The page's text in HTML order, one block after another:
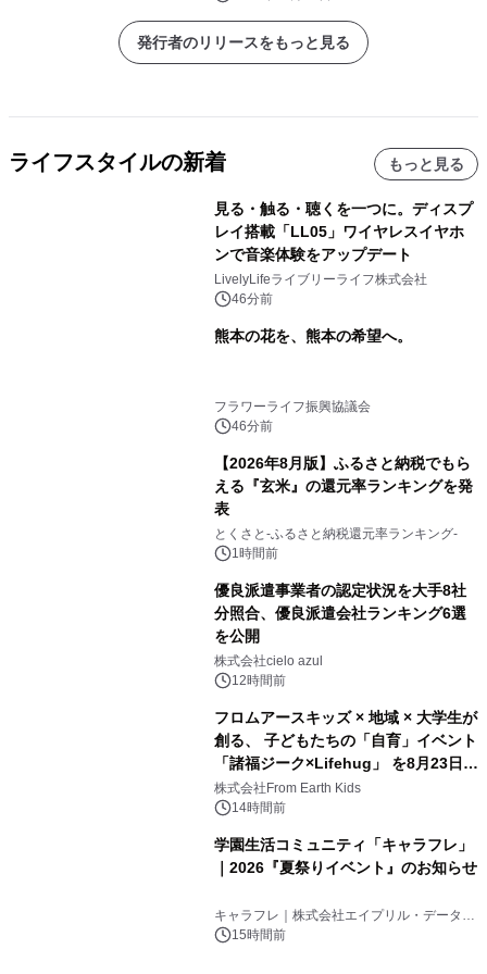
ア」（2025年運行終了）も
発行者のリリースをもっと見る
ライフスタイルの新着 もっと見る
見る・触る・聴くを一つに。ディスプ
レイ搭載「LL05」ワイヤレスイヤホ
ンで音楽体験をアップデート
LivelyLifeライブリーライフ株式会社
46分前
熊本の花を、熊本の希望へ。
フラワーライフ振興協議会
46分前
【2026年8月版】ふるさと納税でもら
える『玄米』の還元率ランキングを発
表
とくさと-ふるさと納税還元率ランキング-
1時間前
優良派遣事業者の認定状況を大手8社
分照合、優良派遣会社ランキング6選
を公開
株式会社cielo azul
12時間前
フロムアースキッズ × 地域 × 大学生が
創る、 子どもたちの「自育」イベント
「諸福ジーク×Lifehug」 を8月23日
(日)開催
株式会社From Earth Kids
14時間前
学園生活コミュニティ「キャラフレ」
｜2026『夏祭りイベント』のお知らせ
キャラフレ｜株式会社エイプリル・データ・
デザインズ
15時間前